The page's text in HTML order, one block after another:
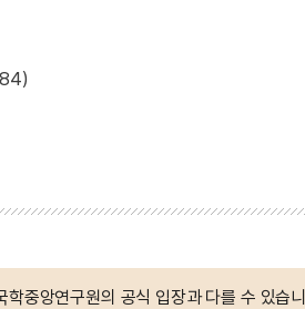
중앙연구원의 공식 입장과 다를 수 있습